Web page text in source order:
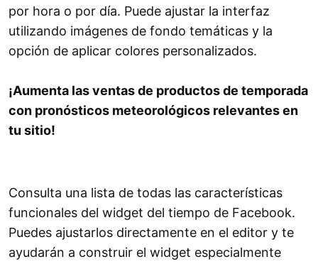
por hora o por día. Puede ajustar la interfaz
utilizando imágenes de fondo temáticas y la
opción de aplicar colores personalizados.
¡Aumenta las ventas de productos de temporada
con pronósticos meteorológicos relevantes en
tu sitio!
Consulta una lista de todas las características
funcionales del widget del tiempo de Facebook.
Puedes ajustarlos directamente en el editor y te
ayudarán a construir el widget especialmente